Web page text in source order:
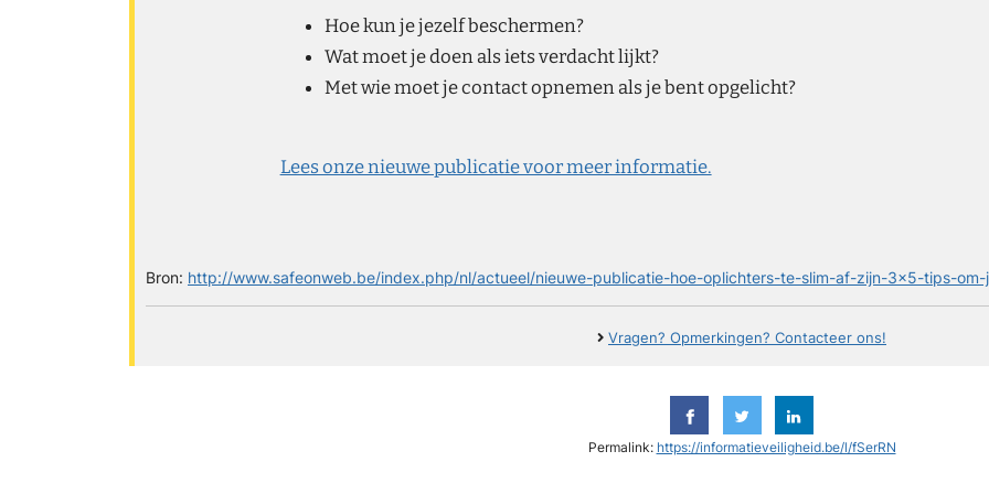
Hoe kun je jezelf beschermen?
Wat moet je doen als iets verdacht lijkt?
Met wie moet je contact opnemen als je bent opgelicht?
Lees onze nieuwe publicatie voor meer informatie.
Bron: http://www.safeonweb.be/index.php/nl/actueel/nieuwe-publicatie-hoe-oplichters-te-slim-af-zijn-3x5-tips-
Vragen? Opmerkingen? Contacteer ons!
Permalink: https://informatieveiligheid.be/l/fSerRN